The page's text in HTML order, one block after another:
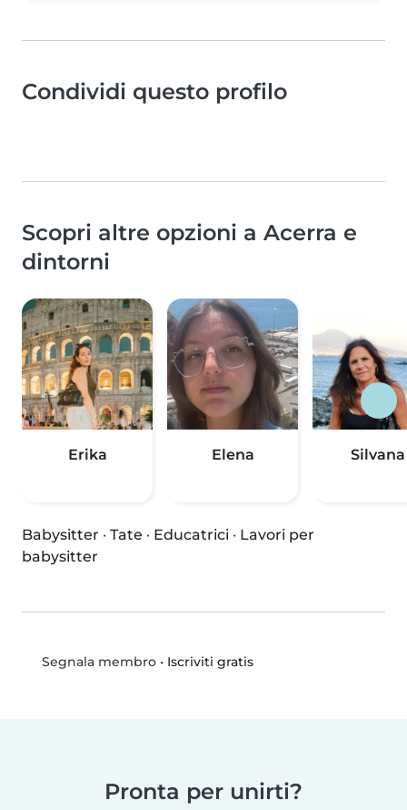
Condividi questo profilo
Scopri altre opzioni a Acerra e
dintorni
Erika Elena Silvana
Babysitter · Tate · Educatrici · Lavori per
babysitter
Segnala membro• Iscriviti gratis
Pronta per unirti?